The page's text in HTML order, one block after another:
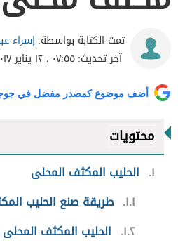
تمت الكتابة بواسطة:إسراء
آخر تحديث:٠٧:٥٥ ، ١٢ يناير ٢٠١٧
أضف موضوع كمصدر مفضل في
محتويات
١
الحليب المكثف المحلى
١.١ طريقة صنع الحليب
١.٢
الحليب المكثف المحلى